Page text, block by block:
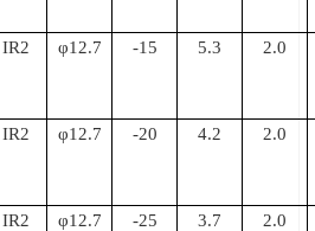
IR2 φ12.7 -15 5.3 2.0
IR2 φ12.7 -20 4.2 2.0
IR2 φ12.7 -25 3.7 2.0